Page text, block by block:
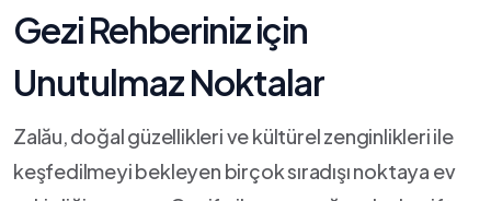
Gezi Rehberiniz⁢ için
Unutulmaz Noktalar
Zalău, ⁤doğal ​güzellikleri ve kültürel zenginlikleri ile
keşfedilmeyi bekleyen birçok sıradışı noktaya ev